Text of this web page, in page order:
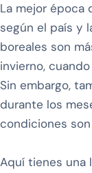
La mejor época
según el país y
boreales son
invierno,
Sin embargo,
durante los
condiciones
Aquí tienes una